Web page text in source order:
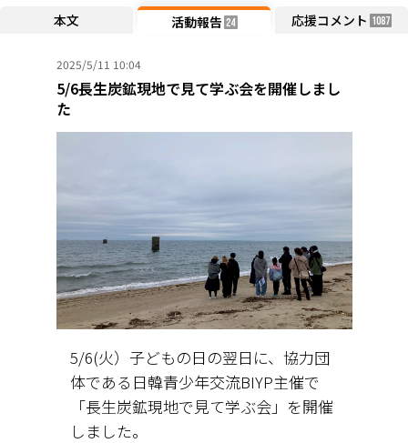
本文 活動報告 24 応援コメント 1087
2025/5/11 10:04
5/6長生炭鉱現地で見て学ぶ会を開催しまし
た
5/6(火）子どもの日の翌日に、協力団
体である日韓青少年交流BIYP主催で
「長生炭鉱現地で見て学ぶ会」を開催
しました。